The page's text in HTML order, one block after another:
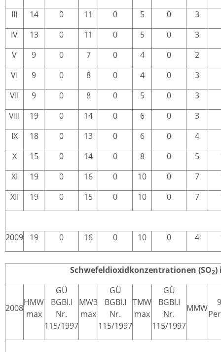
III
14 0 11 0 5 0
3
IV
13 0 11 0 5 0
3
V
9 0 7 0 4 0
2
VI
9 0 8 0 4 0
3
VII
9 0 8 0 5 0
3
VIII
19 0 14 0 6 0
3
IX
18 0 13 0 6 0
4
X
15 0 14 0 8 0 5
XI
19 0 16 0 10 0 7
XII
19 0 15 0 10 0 7
2009 19 0 16 0 10 0 4
Schwefeldioxidkonzentrationen (SO2)
2008
HMW
max
GÜ
BGBl.I
Nr.
115/1997
MW3
max
GÜ
BGBl.I
Nr.
115/1997
TMW
max
GÜ
BGBl.I
Nr.
115/1997
MMW